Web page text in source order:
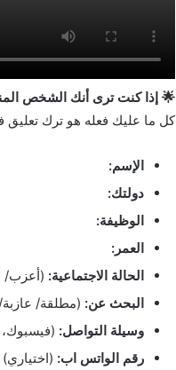
🌟 إذا كنت ترى أنك الشخص
كل ما عليك فعله هو ترك تعليق
الإسم:
دولتك:
الوظيفة:
العمر:
الحالة الاجتماعية: (أعزب/
البحث عن: (مطلقة/
وسيلة التواصل: (فيسبوك،
رقم الواتس اب: (اختياري)